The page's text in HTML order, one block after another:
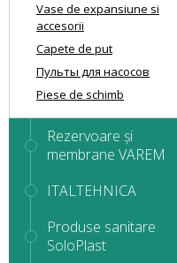
Vase de expansiune si
accesorii
Capete de put
Пульты для насосов
Piese de schimb
Rezervoare și
membrane VAREM
ITALTEHNICA
Produse sanitare
SoloPlast